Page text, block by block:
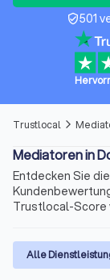
verified_user501
Trustlocal arrow_forward_ios
Mediatoren in
Entdecken Sie
Trustlocal-Score
Alle